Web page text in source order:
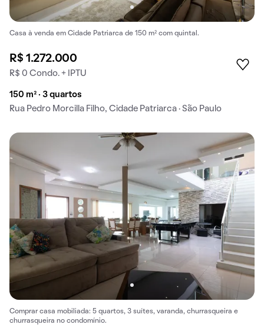
Casa à venda em Cidade Patriarca de 150 m² com quintal.
R$ 1.272.000
R$ 0 Condo. + IPTU
150 m² · 3 quartos
Rua Pedro Morcilla Filho, Cidade Patriarca · São Paulo
Comprar casa mobiliada: 5 quartos, 3 suítes, varanda, churrasqueira e
churrasqueira no condomínio.